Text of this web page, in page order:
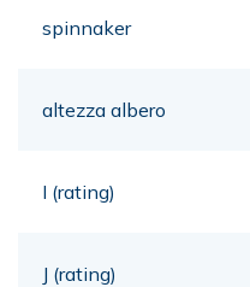
spinnaker
altezza albero
I (rating)
J (rating)